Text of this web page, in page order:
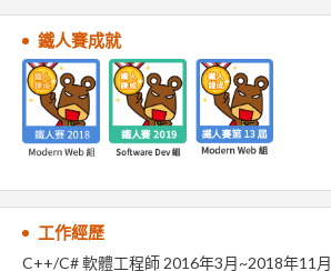
鐵人賽成就
工作經歷
C++/C# 軟體工程師 2016年3月~2018年11月